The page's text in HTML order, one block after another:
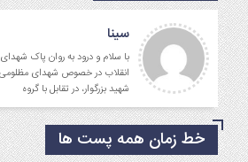
سینا
با سلام و درود به روان پاک
انقلاب در خصوص شهدای
شهید بزرگوار، در تقابل با گروه
خط زمان همه پست ها